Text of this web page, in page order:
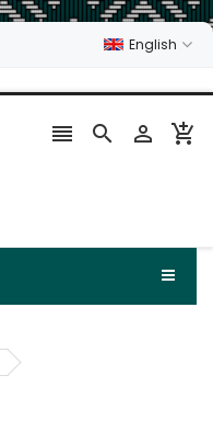
English
   